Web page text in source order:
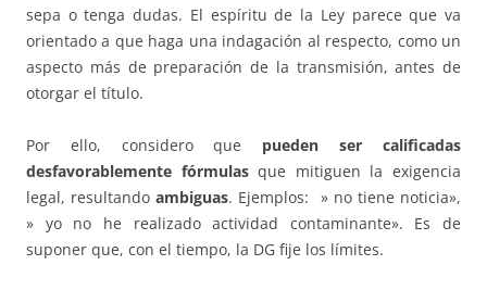
sepa o tenga dudas. El espíritu de la Ley parece que va
orientado a que haga una indagación al respecto, como un
aspecto más de preparación de la transmisión, antes de
otorgar el título.
Por ello, considero que pueden ser calificadas
desfavorablemente fórmulasque mitiguen la exigencia
legal, resultandoambiguas. Ejemplos: » no tiene noticia»,
» yo no he realizado actividad contaminante». Es de
suponer que, con el tiempo, la DG fije los límites.